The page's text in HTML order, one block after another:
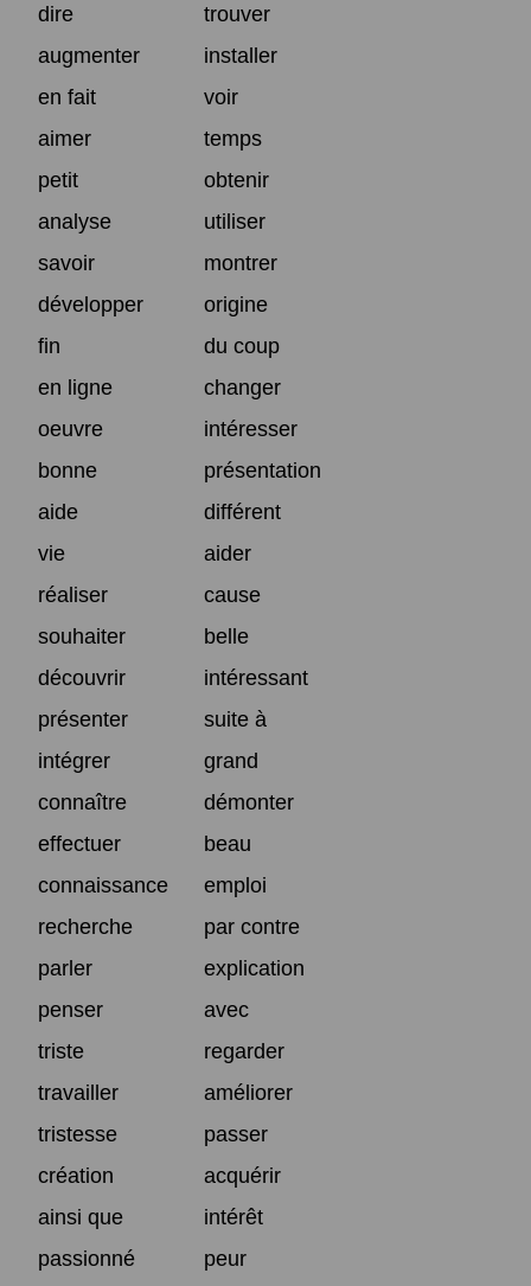
dire
trouver
augmenter
installer
en fait
voir
aimer
temps
petit
obtenir
analyse
utiliser
savoir
montrer
développer
origine
fin
du coup
en ligne
changer
oeuvre
intéresser
bonne
présentation
aide
différent
vie
aider
réaliser
cause
souhaiter
belle
découvrir
intéressant
présenter
suite à
intégrer
grand
connaître
démonter
effectuer
beau
connaissance
emploi
recherche
par contre
parler
explication
penser
avec
triste
regarder
travailler
améliorer
tristesse
passer
création
acquérir
ainsi que
intérêt
passionné
peur